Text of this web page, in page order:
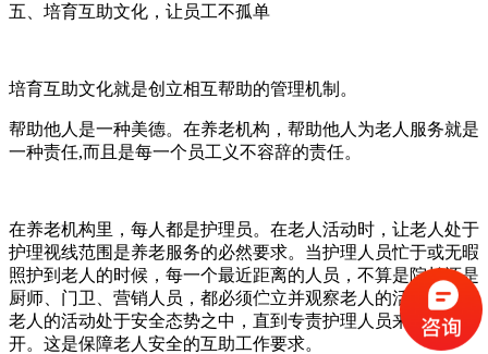
五、培育互助文化，让员工不孤单
培育互助文化就是创立相互帮助的管理机制。
帮助他人是一种美德。在养老机构，帮助他人为老人服务就是
一种责任,而且是每一个员工义不容辞的责任。
在养老机构里，每人都是护理员。在老人活动时，让老人处于
护理视线范围是养老服务的必然要求。当护理人员忙于或无暇
照护到老人的时候，每一个最近距离的人员，不算是院长还是
厨师、门卫、营销人员，都必须伫立并观察老人的活动，保证
老人的活动处于安全态势之中，直到专责护理人员来到方可离
开。这是保障老人安全的互助工作要求。